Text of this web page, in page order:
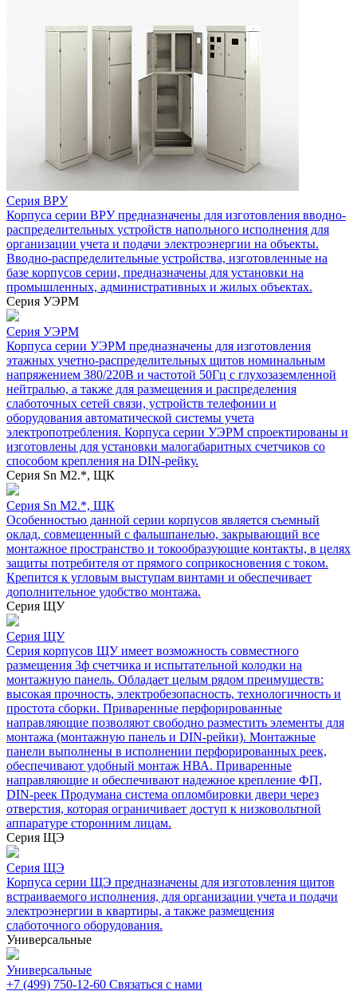
Серия ВРУ
Корпуса серии ВРУ предназначены для изготовления вводно-
распределительных устройств напольного исполнения для
организации учета и подачи электроэнергии на объекты.
Вводно-распределительные устройства, изготовленные на
базе корпусов серии, предназначены для установки на
промышленных, административных и жилых объектах.
Серия УЭРМ
Серия УЭРМ
Корпуса серии УЭРМ предназначены для изготовления
этажных учетно-распределительных щитов номинальным
напряжением 380/220В и частотой 50Гц с глухозаземленной
нейтралью, а также для размещения и распределения
слаботочных сетей связи, устройств телефонии и
оборудования автоматической системы учета
электропотребления. Корпуса серии УЭРМ спроектированы и
изготовлены для установки малогабаритных счетчиков со
способом крепления на DIN-рейку.
Серия Sn М2.*, ЩК
Серия Sn М2.*, ЩК
Особенностью данной серии корпусов является съемный
оклад, совмещенный с фальшпанелью, закрывающий все
монтажное пространство и токообразующие контакты, в целях
защиты потребителя от прямого соприкосновения с током.
Крепится к угловым выступам винтами и обеспечивает
дополнительное удобство монтажа.
Серия ЩУ
Серия ЩУ
Серия корпусов ЩУ имеет возможность совместного
размещения 3ф счетчика и испытательной колодки на
монтажную панель. Обладает целым рядом преимуществ:
высокая прочность, электробезопасность, технологичность и
простота сборки. Приваренные перфорированные
направляющие позволяют свободно разместить элементы для
монтажа (монтажную панель и DIN-рейки). Монтажные
панели выполнены в исполнении перфорированных реек,
обеспечивают удобный монтаж НВА. Приваренные
направляющие и обеспечивают надежное крепление ФП,
DIN-реек Продумана система опломбировки двери через
отверстия, которая ограничивает доступ к низковольтной
аппаратуре сторонним лицам.
Серия ЩЭ
Серия ЩЭ
Корпуса серии ЩЭ предназначены для изготовления щитов
встраиваемого исполнения, для организации учета и подачи
электроэнергии в квартиры, а также размещения
слаботочного оборудования.
Универсальные
Универсальные
+7 (499) 750-12-60 Связаться с нами